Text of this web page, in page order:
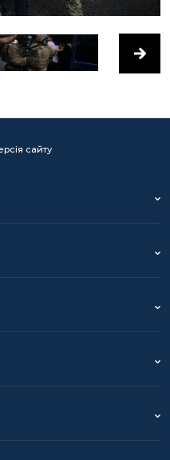
сайту